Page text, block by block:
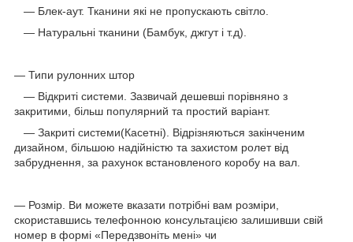
— Блек-аут. Тканини які не пропускають світло.
— Натуральні тканини (Бамбук, джгут і т.д).
— Типи рулонних штор
— Відкриті системи. Зазвичай дешевші порівняно з
закритими, більш популярний та простий варіант.
— Закриті системи(Касетні). Відрізняються закінченим
дизайном, більшою надійністю та захистом ролет від
забруднення, за рахунок встановленого коробу на вал.
— Розмір. Ви можете вказати потрібні вам розміри,
скориставшись телефонною консультацією залишивши свій
номер в формі «Передзвоніть мені» чи